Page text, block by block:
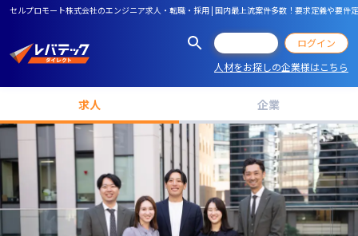
セルプロモート株式会社のエンジニア求人・転職・採用 | 国内最上流案件多数！要求定義や要
ログイン
人材をお探しの企業様はこちら
求人 企業